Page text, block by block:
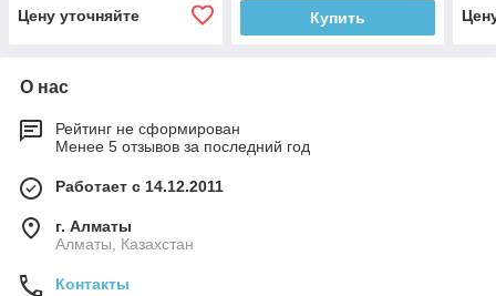
Цену уточняйте Купить
О нас
Рейтинг не сформирован
Менее 5 отзывов за последний год
Работает с 14.12.2011
г. Алматы
Алматы, Казахстан
Контакты